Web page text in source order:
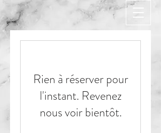
Rien à réserver pour
l'instant. Revenez
nous voir bientôt.